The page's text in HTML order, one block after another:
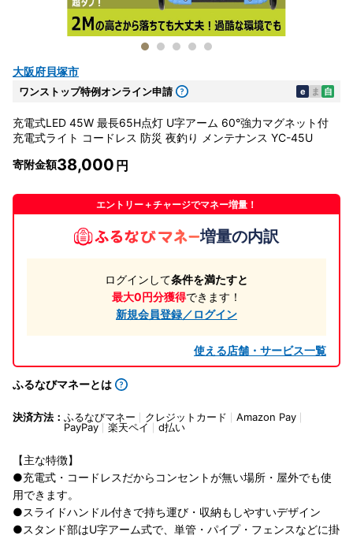
大阪府貝塚市
ワンストップ特例オンライン申請 e ま 自
充電式LED 45W 最長65H点灯 U字アーム 60°強力マグネット付
充電式ライト コードレス 防災 夜釣り メンテナンス YC-45U
寄附金額38,000
エントリー＋チャージでマネー増量！
増量の内訳
ログインして条件を満たすと
最大0円分獲得できます！
新規会員登録／ログイン
使える店舗・サービス一覧
ふるなびマネーとは
決済方法： ふるなびマネー クレジットカード
Amazon Pay
PayPay
楽天ペイ d払い
【主な特徴】
●充電式・コードレスだからコンセントが無い場所・屋外でも使
用できます。
●スライドハンドル付きで持ち運び・収納もしやすいデザイン
●スタンド部はU字アーム式で、単管・パイプ・フェンスなどに掛